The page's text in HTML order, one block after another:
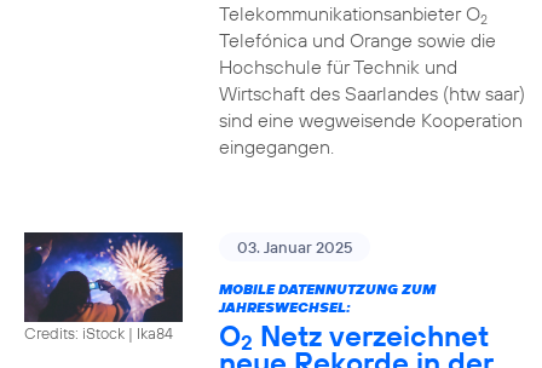
Telekommunikationsanbieter O2
Telefónica und Orange sowie die
Hochschule für Technik und
Wirtschaft des Saarlandes (htw saar)
sind eine wegweisende Kooperation
eingegangen.
Credits: iStock | Ika84
03. Januar 2025
MOBILE DATENNUTZUNG ZUM
JAHRESWECHSEL:
O2 Netz verzeichnet